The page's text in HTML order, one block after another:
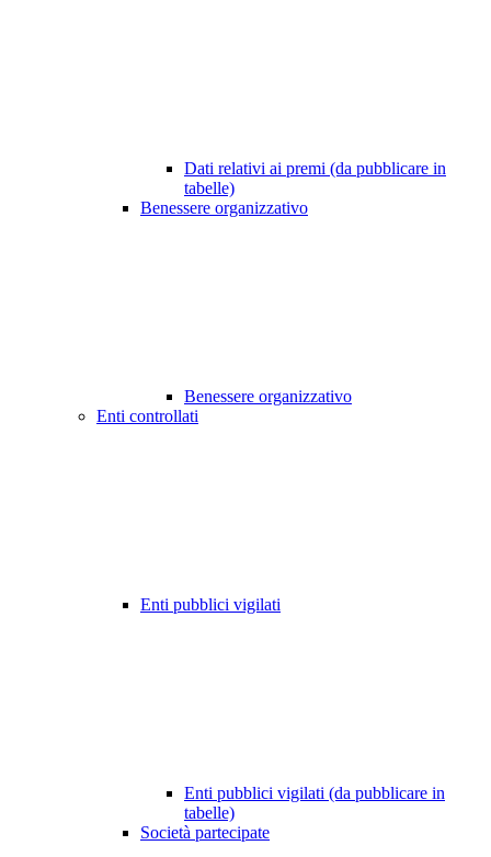
Dati relativi ai premi (da pubblicare in
tabelle)
Benessere organizzativo
Benessere organizzativo
Enti controllati
Enti pubblici vigilati
Enti pubblici vigilati (da pubblicare in
tabelle)
Società partecipate